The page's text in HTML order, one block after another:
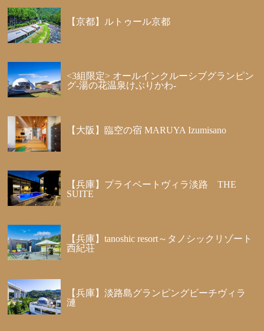
【京都】ルトゥール京都
<3組限定> オールインクルーシブグランピン
グ-湯の花温泉けぶりかわ-
【大阪】臨空の宿 MARUYA Izumisano
【兵庫】プライベートヴィラ淡路 THE
SUITE
【兵庫】tanoshic resort～タノシックリゾート
西紀荘
【兵庫】淡路島グランピングビーチヴィラ
漣